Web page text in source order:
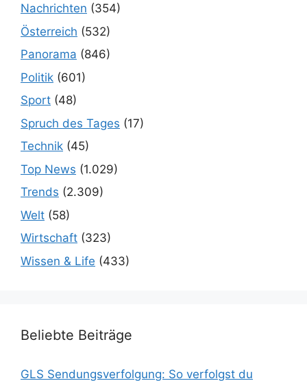
Nachrichten (354)
Österreich (532)
Panorama (846)
Politik (601)
Sport (48)
Spruch des Tages (17)
Technik (45)
Top News (1.029)
Trends (2.309)
Welt (58)
Wirtschaft (323)
Wissen & Life (433)
Beliebte Beiträge
GLS Sendungsverfolgung: So verfolgst du